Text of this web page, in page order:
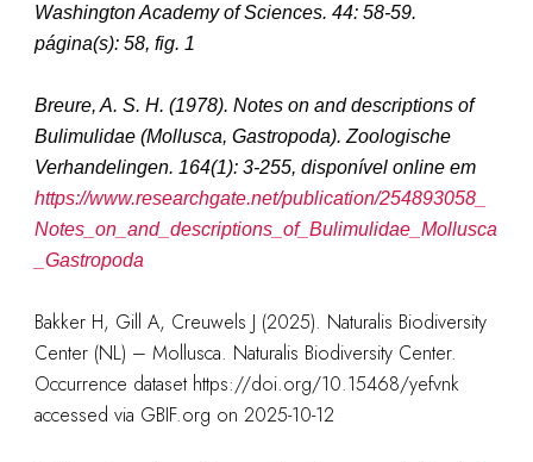
Washington Academy of Sciences. 44: 58-59.
página(s): 58, fig. 1
Breure, A. S. H. (1978). Notes on and descriptions of
Bulimulidae (Mollusca, Gastropoda). Zoologische
Verhandelingen. 164(1): 3-255, disponível online em
https://www.researchgate.net/publication/254893058_
Notes_on_and_descriptions_of_Bulimulidae_Mollusca
_Gastropoda
Bakker H, Gill A, Creuwels J (2025). Naturalis Biodiversity
Center (NL) – Mollusca. Naturalis Biodiversity Center.
Occurrence dataset https://doi.org/10.15468/yefvnk
accessed via GBIF.org on 2025-10-12